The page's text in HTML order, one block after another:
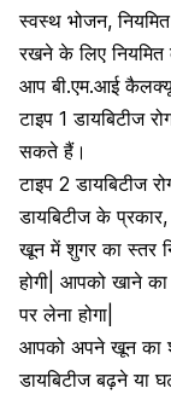
स्वस्थ भोजन,
रखने के लिए नियमित
आप बी.एम.आई
टाइप 1 डायबिटीज
सकते हैं।
टाइप 2 डायबिटीज
डायबिटीज के
खून में शुगर का स्तर
होगी| आपको खाने
पर लेना होगा|
आपको अपने खून का
डायबिटीज बढ़ने या